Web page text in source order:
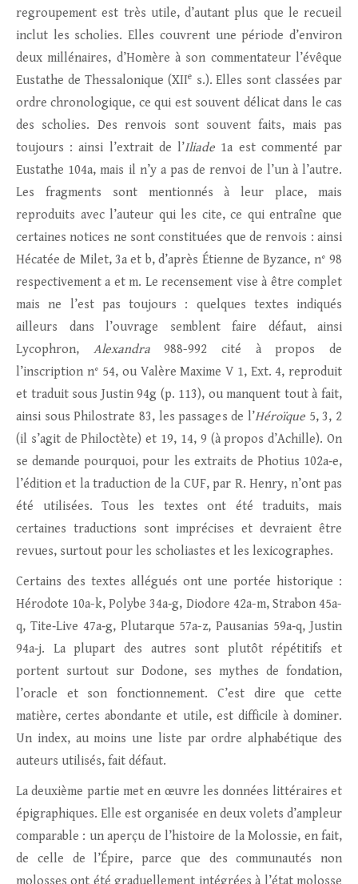
regroupement est très utile, d’autant plus que le recueil
inclut les scholies. Elles couvrent une période d’environ
deux millénaires, d’Homère à son commentateur l’évêque
Eustathe de Thessalonique (XIIe s.). Elles sont classées par
ordre chronologique, ce qui est souvent délicat dans le cas
des scholies. Des renvois sont souvent faits, mais pas
toujours : ainsi l’extrait de l’Iliade 1a est commenté par
Eustathe 104a, mais il n’y a pas de renvoi de l’un à l’autre.
Les fragments sont mentionnés à leur place, mais
reproduits avec l’auteur qui les cite, ce qui entraîne que
certaines notices ne sont constituées que de renvois : ainsi
Hécatée de Milet, 3a et b, d’après Étienne de Byzance, n° 98
respectivement a et m. Le recensement vise à être complet
mais ne l’est pas toujours : quelques textes indiqués
ailleurs dans l’ouvrage semblent faire défaut, ainsi
Lycophron, Alexandra988-992 cité à propos de
l’inscription n° 54, ou Valère Maxime V 1, Ext. 4, reproduit
et traduit sous Justin 94g (p. 113), ou manquent tout à fait,
ainsi sous Philostrate 83, les passages de l’Héroïque5, 3, 2
(il s’agit de Philoctète) et 19, 14, 9 (à propos d’Achille). On
se demande pourquoi, pour les extraits de Photius 102a‑e,
l’édition et la traduction de la CUF, par R. Henry, n’ont pas
été utilisées. Tous les textes ont été traduits, mais
certaines traductions sont imprécises et devraient être
revues, surtout pour les scholiastes et les lexicographes.
Certains des textes allégués ont une portée historique :
Hérodote 10a-k, Polybe 34a‑g, Diodore 42a-m, Strabon 45a-
q, Tite‑Live 47a‑g, Plutarque 57a-z, Pausanias 59a‑q, Justin
94a‑j. La plupart des autres sont plutôt répétitifs et
portent surtout sur Dodone, ses mythes de fondation,
l’oracle et son fonctionnement. C’est dire que cette
matière, certes abondante et utile, est difficile à dominer.
Un index, au moins une liste par ordre alphabétique des
auteurs utilisés, fait défaut.
La deuxième partie met en œuvre les données littéraires et
épigraphiques. Elle est organisée en deux volets d’ampleur
comparable : un aperçu de l’histoire de la Molossie, en fait,
de celle de l’Épire, parce que des communautés non